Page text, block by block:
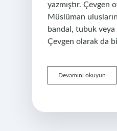
yazmıştır.
Müslüman
bandal, tubuk veya
Çevgen olarak da
Devamını okuyun
U